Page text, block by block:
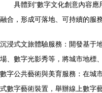
具體到“數字文化創意內容
融合，形成可落地、可持續的服
沉浸式文旅體驗服務：開發基于
場、數字光影秀等，將城市地標
數字公共藝術與美育服務：在城
式數字藝術裝置，舉辦線上數字